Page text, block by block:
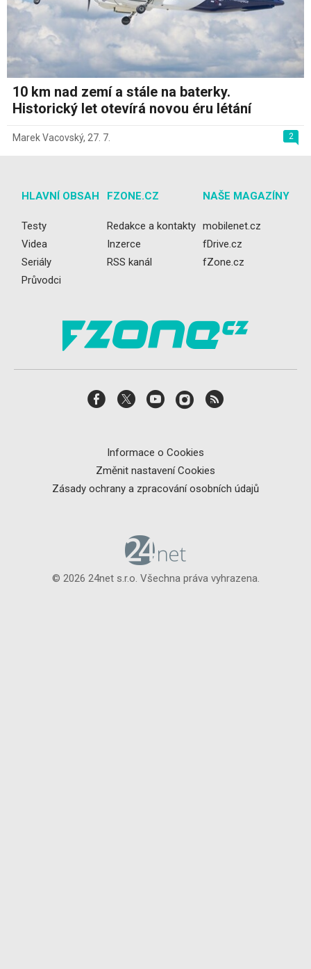
10 km nad zemí a stále na baterky.
Historický let otevírá novou éru létání
2
Marek Vacovský, 27. 7.
HLAVNÍ OBSAH
Testy
Videa
Seriály
Průvodci
FZONE.CZ
Redakce a kontakty
Inzerce
RSS kanál
NAŠE MAGAZÍNY
mobilenet.cz
fDrive.cz
fZone.cz
Informace o Cookies
Změnit nastavení Cookies
Zásady ochrany a zpracování osobních údajů
© 2026 24net s.r.o. Všechna práva vyhrazena.